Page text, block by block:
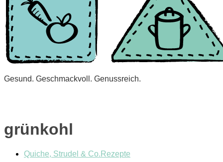
Gesund. Geschmackvoll. Genussreich.
grünkohl
Quiche, Strudel & Co. Rezepte